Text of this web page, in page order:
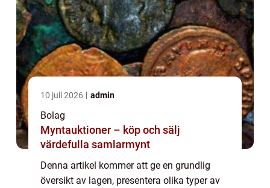
10 juli 2026 admin
Bolag
Myntauktioner – köp och sälj
värdefulla samlarmynt
Denna artikel kommer att ge en grundlig
översikt av lagen, presentera olika typer av